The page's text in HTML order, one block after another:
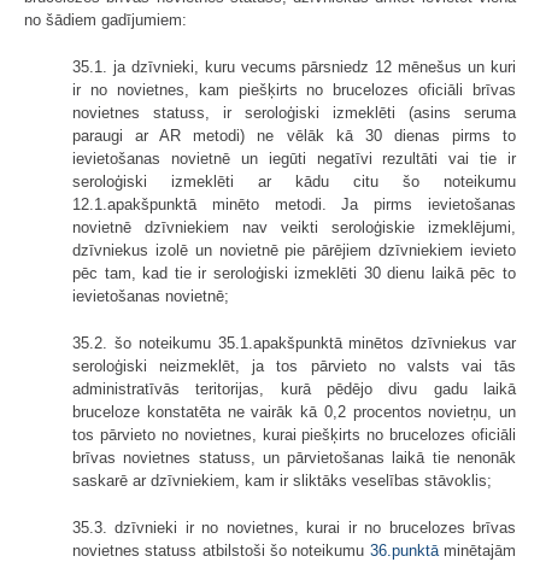
no šādiem gadījumiem:
35.1. ja dzīvnieki, kuru vecums pārsniedz 12 mēnešus un kuri
ir no novietnes, kam piešķirts no brucelozes oficiāli brīvas
novietnes statuss, ir seroloģiski izmeklēti (asins seruma
paraugi ar AR metodi) ne vēlāk kā 30 dienas pirms to
ievietošanas novietnē un iegūti negatīvi rezultāti vai tie ir
seroloģiski izmeklēti ar kādu citu šo noteikumu
12.1.apakšpunktā minēto metodi. Ja pirms ievietošanas
novietnē dzīvniekiem nav veikti seroloģiskie izmeklējumi,
dzīvniekus izolē un novietnē pie pārējiem dzīvniekiem ievieto
pēc tam, kad tie ir seroloģiski izmeklēti 30 dienu laikā pēc to
ievietošanas novietnē;
35.2. šo noteikumu 35.1.apakšpunktā minētos dzīvniekus var
seroloģiski neizmeklēt, ja tos pārvieto no valsts vai tās
administratīvās teritorijas, kurā pēdējo divu gadu laikā
bruceloze konstatēta ne vairāk kā 0,2 procentos novietņu, un
tos pārvieto no novietnes, kurai piešķirts no brucelozes oficiāli
brīvas novietnes statuss, un pārvietošanas laikā tie nenonāk
saskarē ar dzīvniekiem, kam ir sliktāks veselības stāvoklis;
35.3. dzīvnieki ir no novietnes, kurai ir no brucelozes brīvas
novietnes statuss atbilstoši šo noteikumu 36.punktāminētajām